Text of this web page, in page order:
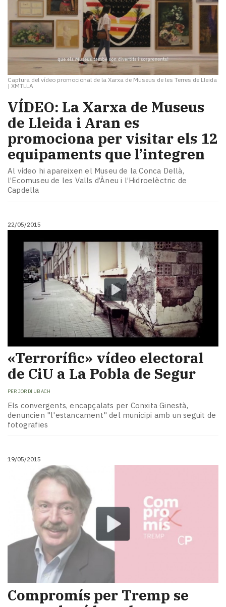
Captura del vídeo promocional de la Xarxa de Museus de les Terres de Lleida
| XMTLLA
VÍDEO: La Xarxa de Museus
de Lleida i Aran es
promociona per visitar els 12
equipaments que l’integren
Al vídeo hi apareixen el Museu de la Conca Dellà,
l’Ecomuseu de les Valls d’Àneu i l’Hidroelèctric de
Capdella
22/05/2015
«Terrorífic» vídeo electoral
de CiU a La Pobla de Segur
PER JORDI UBACH
Els convergents, encapçalats per Conxita Ginestà,
denuncien "l'estancament" del municipi amb un seguit de
fotografies
19/05/2015
Compromís per Tremp se